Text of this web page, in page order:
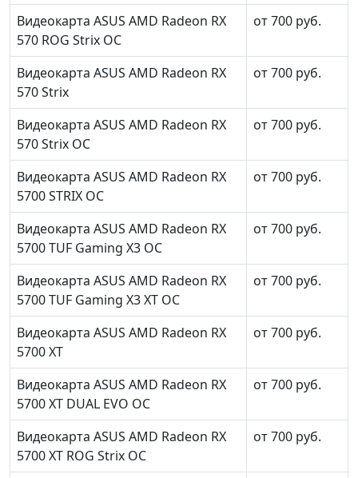
Видеокарта ASUS AMD Radeon RX
570 ROG Strix OC
от 700 руб.
Видеокарта ASUS AMD Radeon RX
570 Strix
от 700 руб.
Видеокарта ASUS AMD Radeon RX
570 Strix OC
от 700 руб.
Видеокарта ASUS AMD Radeon RX
5700 STRIX OC
от 700 руб.
Видеокарта ASUS AMD Radeon RX
5700 TUF Gaming X3 OC
от 700 руб.
Видеокарта ASUS AMD Radeon RX
5700 TUF Gaming X3 XT OC
от 700 руб.
Видеокарта ASUS AMD Radeon RX
5700 XT
от 700 руб.
Видеокарта ASUS AMD Radeon RX
5700 XT DUAL EVO OC
от 700 руб.
Видеокарта ASUS AMD Radeon RX
5700 XT ROG Strix OC
от 700 руб.